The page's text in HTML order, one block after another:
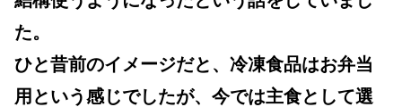
た。
ひと昔前のイメージだと、冷凍食品はお弁当
用という感じでしたが、今では主食として選